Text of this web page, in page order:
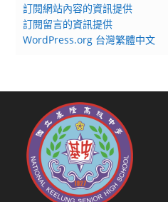
訂閱網站內容的資訊提供
訂閱留言的資訊提供
WordPress.org 台灣繁體中文